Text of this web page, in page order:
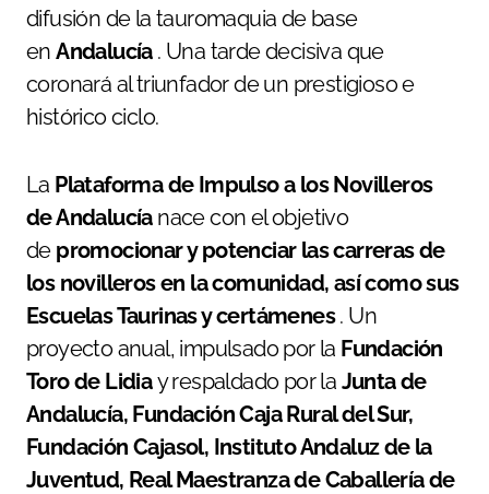
difusión de la tauromaquia de base
enAndalucía. Una tarde decisiva que
coronará al triunfador de un prestigioso e
histórico ciclo.
La Plataforma de Impulso a los Novilleros
de Andalucíanace con el objetivo
de promocionar y potenciar las carreras de
los novilleros en la comunidad, así como sus
Escuelas Taurinas y certámenes. Un
proyecto anual, impulsado por la Fundación
Toro de Lidiay respaldado por la Junta de
Andalucía, Fundación Caja Rural del Sur,
Fundación Cajasol, Instituto Andaluz de la
Juventud, Real Maestranza de Caballería de